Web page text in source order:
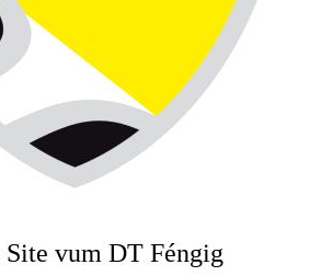
vum DT Féngig